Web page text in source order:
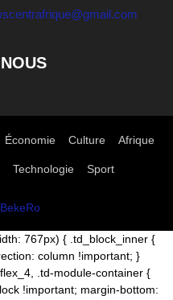
Économie Culture Afrique
Technologie Sport
BekeRo
767px) { .td_block_inner {
column !important; }
.td-module-container {
!important; margin-bottom: